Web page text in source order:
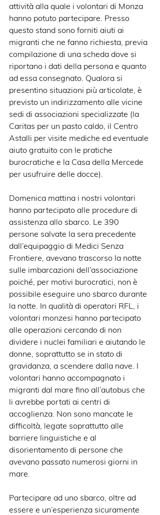
attività alla quale i volontari di Monza
hanno potuto partecipare. Presso
questo stand sono forniti aiuti ai
migranti che ne fanno richiesta, previa
compilazione di una scheda dove si
riportano i dati della persona e quanto
ad essa consegnato. Qualora si
presentino situazioni più articolate, è
previsto un indirizzamento alle vicine
sedi di associazioni specializzate (la
Caritas per un pasto caldo, il Centro
Astalli per visite mediche ed eventuale
aiuto gratuito con le pratiche
burocratiche e la Casa della Mercede
per usufruire delle docce).
Domenica mattina i nostri volontari
hanno partecipato alle procedure di
assistenza allo sbarco. Le 390
persone salvate la sera precedente
dall’equipaggio di Medici Senza
Frontiere, avevano trascorso la notte
sulle imbarcazioni dell’associazione
poiché, per motivi burocratici, non è
possibile eseguire uno sbarco durante
la notte. In qualità di operatori RFL, i
volontari monzesi hanno partecipato
alle operazioni cercando di non
dividere i nuclei familiari e aiutando le
donne, soprattutto se in stato di
gravidanza, a scendere dalla nave. I
volontari hanno accompagnato i
migranti dal mare fino all’autobus che
li avrebbe portati ai centri di
accoglienza. Non sono mancate le
difficoltà, legate soprattutto alle
barriere linguistiche e al
disorientamento di persone che
avevano passato numerosi giorni in
mare.
Partecipare ad uno sbarco, oltre ad
essere e un’esperienza sicuramente